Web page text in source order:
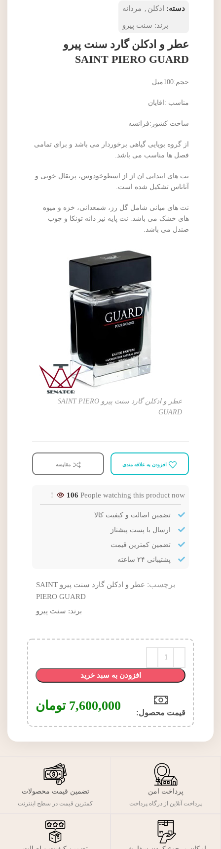
دسته: ادکلن , مردانه
برند: سنت پیرو
عطر و ادکلن گارد سنت پیرو
SAINT PIERO GUARD
حجم:100میل
مناسب :اقایان
ساخت کشور:فرانسه
از گروه بویایی گیاهی برخوردار می باشد و برای تمامی
فصل ها مناسب می باشد.
نت های ابتدایی ان از از اسطوخودوس، پرتقال خونی و
آناناس تشکیل شده است.
نت های میانی شامل گل رز، شمعدانی، خزه و میوه
های خشک می باشد. نت پایه نیز دانه تونکا و چوب
صندل می باشد.
عطر و ادکلن گارد سنت پیرو SAINT PIERO
GUARD
افزودن به علاقه مندی مقایسه
106 People watching this product now!
تضمین اصالت و کیفیت کالا
ارسال با پست پیشتاز
تضمین کمترین قیمت
پشتیبانی ۲۴ ساعته
برچسب:
عطر و ادکلن گارد سنت پیرو SAINT
PIERO GUARD
برند: سنت پیرو
افزودن به سبد خرید
قیمت محصول:​ 7,600,000 تومان
پرداخت امن
پرداخت آنلاین از درگاه پرداخت
تضمین قیمت محصولات
کمترین قیمت در سطح اینترنت